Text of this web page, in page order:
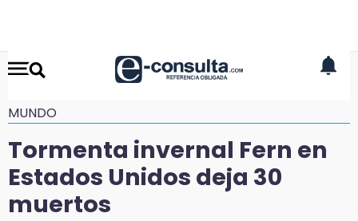
MUNDO
Tormenta invernal Fern en
Estados Unidos deja 30
muertos